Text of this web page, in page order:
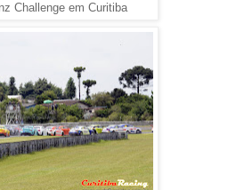
Challenge em Curitiba